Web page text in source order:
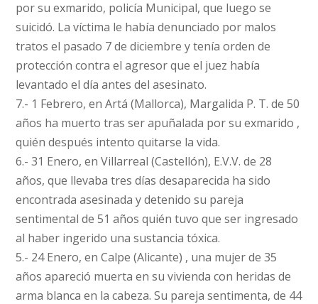
por su exmarido, policía Municipal, que luego se
suicidó. La víctima le había denunciado por malos
tratos el pasado 7 de diciembre y tenía orden de
protección contra el agresor que el juez había
levantado el día antes del asesinato.
7.- 1 Febrero, en Artá (Mallorca), Margalida P. T. de 50
años ha muerto tras ser apuñalada por su exmarido ,
quién después intento quitarse la vida.
6.- 31 Enero, en Villarreal (Castellón), E.V.V. de 28
años, que llevaba tres días desaparecida ha sido
encontrada asesinada y detenido su pareja
sentimental de 51 años quién tuvo que ser ingresado
al haber ingerido una sustancia tóxica.
5.- 24 Enero, en Calpe (Alicante) , una mujer de 35
años apareció muerta en su vivienda con heridas de
arma blanca en la cabeza. Su pareja sentimenta, de 44